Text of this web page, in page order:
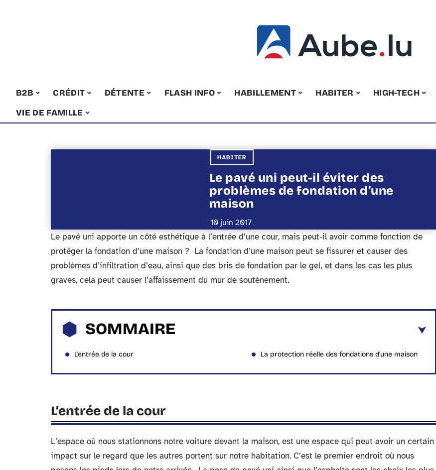
B2B CRÉDIT DÉTENTE FLASH INFO HABILLEMENT HABITER HIGH-TECH
VIE DE FAMILLE
HABITER
Le pavé uni peut-il éviter des
problèmes de fondation d’une
maison
10 juin 2017
Le pavé uni apporte un côté esthétique à l’entrée d’une cour, mais peut-il avoir comme fonction de
protéger la fondation d’une maison ? La fondation d’une maison peut se fissurer et causer des
problèmes d’infiltration d’eau, ainsi que des bris de fondation par le gel, et dans les cas les plus
graves, cela peut causer l’affaissement du mur de soutènement.
SOMMAIRE
L’entrée de la cour La protection réelle des fondations d’une maison
L’entrée de la cour
L’espace où nous stationnons notre voiture devant la maison, est une espace qui peut avoir un certain
impact sur le regard que les autres portent sur notre habitation. C’est le premier endroit où nous